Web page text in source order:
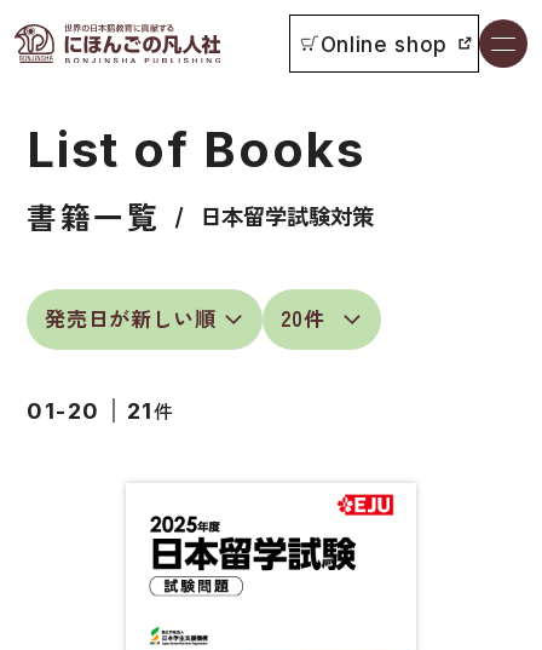
書籍一覧
お知らせ
イベント
教科書採用について
書籍の内容について
著作権について
原稿・企画の持ち込みについて
Online shop
本をさがす
日本語学習者用教科書
総合教科書
留学生向け専門分野
List of Books
書籍一覧 日本留学試験対策
01-20 21件